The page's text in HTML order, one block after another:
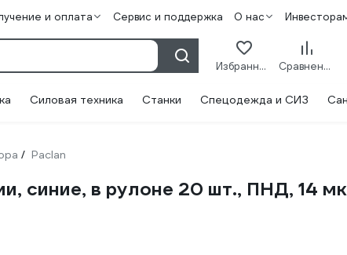
и оплата Сервис и поддержка О нас
Избранное Сравнение
Силовая техника Станки Спецодежда и СИЗ
/ Paclan
синие, в рулоне 20 шт., ПНД, 14